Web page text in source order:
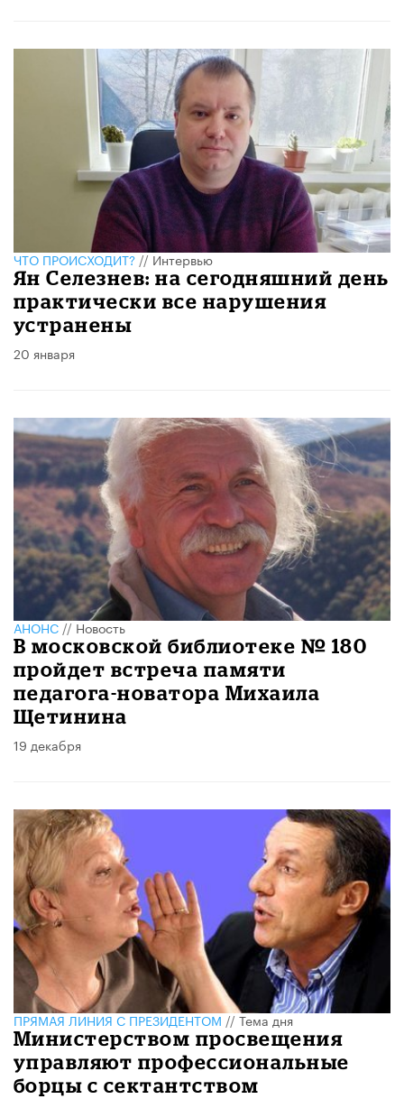
ЧТО ПРОИСХОДИТ?//Интервью
Ян Селезнев: на сегодняшний день
практически все нарушения
устранены
20 января
АНОНС//Новость
В московской библиотеке № 180
пройдет встреча памяти
педагога-новатора Михаила
Щетинина
19 декабря
ПРЯМАЯ ЛИНИЯ С ПРЕЗИДЕНТОМ//Тема дня
Министерством просвещения
управляют профессиональные
борцы с сектантством